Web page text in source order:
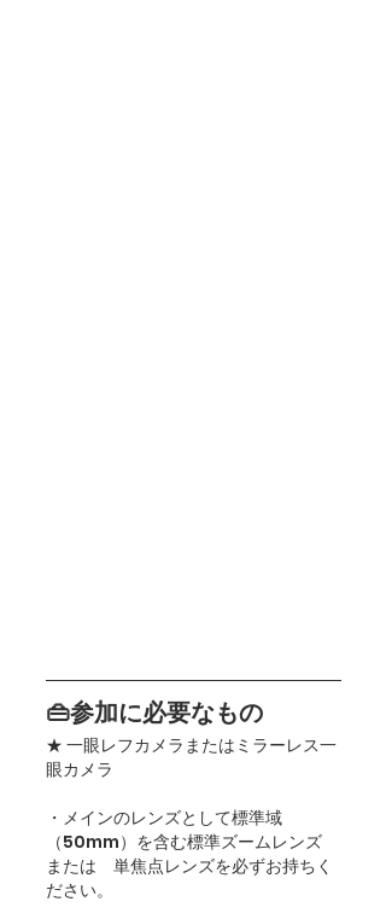
👜参加に必要なもの
★ 一眼レフカメラまたはミラーレス一
眼カメラ
・メインのレンズとして標準域
（50mm）を含む標準ズームレンズ
または　単焦点レンズを必ずお持ちく
ださい。